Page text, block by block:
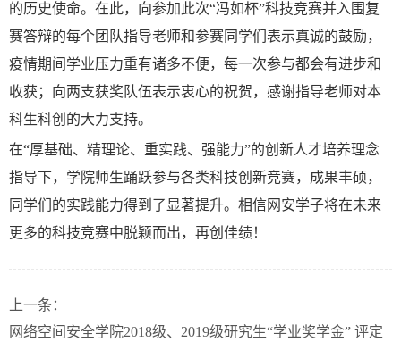
的历史使命。在此，向参加此次“冯如杯”科技竞赛并入围复
赛答辩的每个团队指导老师和参赛同学们表示真诚的鼓励，
疫情期间学业压力重有诸多不便，每一次参与都会有进步和
收获；向两支获奖队伍表示衷心的祝贺，感谢指导老师对本
科生科创的大力支持。
在“厚基础、精理论、重实践、强能力”的创新人才培养理念
指导下，学院师生踊跃参与各类科技创新竞赛，成果丰硕，
同学们的实践能力得到了显著提升。相信网安学子将在未来
更多的科技竞赛中脱颖而出，再创佳绩！
上一条：
网络空间安全学院2018级、2019级研究生“学业奖学金” 评定